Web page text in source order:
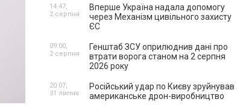
Вперше Україна надала допомогу
через Механізм цивільного захисту
ЄС
14:47,
2 серпня
Генштаб ЗСУ оприлюднив дані про
втрати ворога станом на 2 серпня
2026 року
09:00,
2 серпня
Російський удар по Києву зруйнував
американське дрон-виробництво
20:07,
31 липня